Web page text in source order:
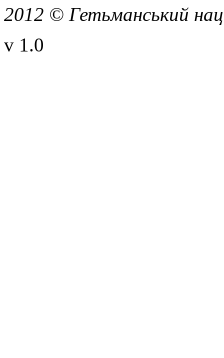
2012 © Гетьманський
v 1.0